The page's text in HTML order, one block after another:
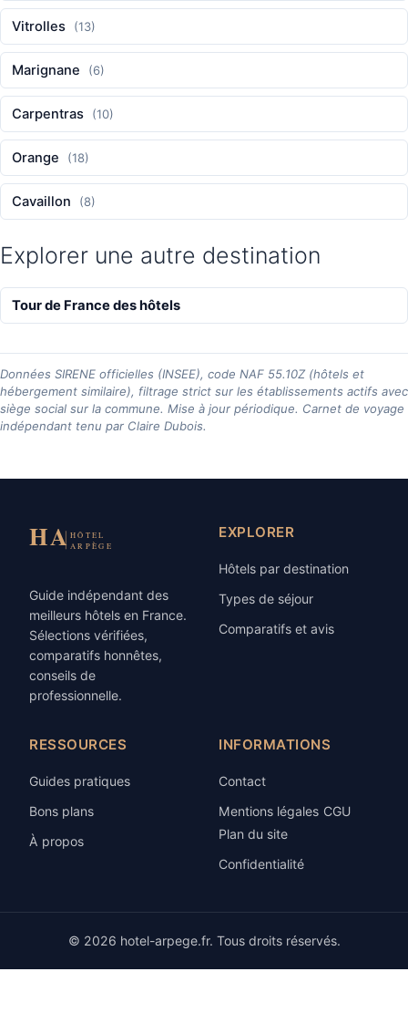
Vitrolles (13)
Marignane (6)
Carpentras (10)
Orange (18)
Cavaillon (8)
Explorer une autre destination
Tour de France des hôtels
Données SIRENE officielles (INSEE), code NAF 55.10Z (hôtels et
hébergement similaire), filtrage strict sur les établissements actifs avec
siège social sur la commune. Mise à jour périodique. Carnet de voyage
indépendant tenu par Claire Dubois.
Guide indépendant des
meilleurs hôtels en France.
Sélections vérifiées,
comparatifs honnêtes,
conseils de
professionnelle.
EXPLORER
Hôtels par destination
Types de séjour
Comparatifs et avis
RESSOURCES
Guides pratiques
Bons plans
À propos
INFORMATIONS
Contact
Mentions légales CGU
Plan du site
Confidentialité
© 2026 hotel-arpege.fr. Tous droits réservés.